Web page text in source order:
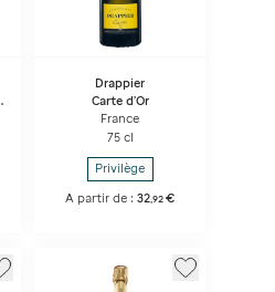
Drappier
Carte d'Or
France
75 cl
Privilège
A partir de :32,92 €